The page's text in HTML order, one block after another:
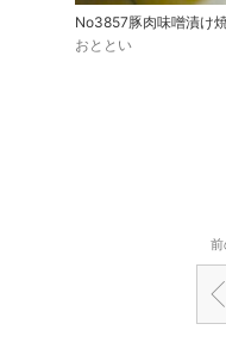
No3857豚肉味噌漬け
おととい